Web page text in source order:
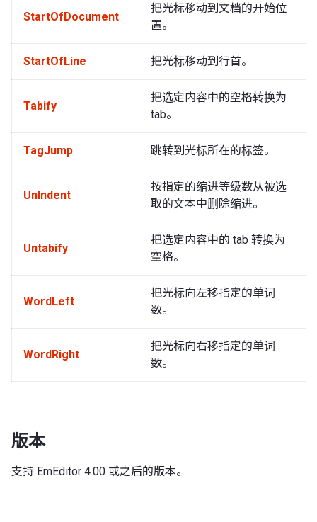
StartOfDocument
把光标移动到文档的开始位
置。
StartOfLine 把光标移动到行首。
Tabify
把选定内容中的空格转换为
tab。
TagJump 跳转到光标所在的标签。
UnIndent
按指定的缩进等级数从被选
取的文本中删除缩进。
Untabify
把选定内容中的 tab 转换为
空格。
WordLeft
把光标向左移指定的单词
数。
WordRight
把光标向右移指定的单词
数。
版本
支持 EmEditor 4.00 或之后的版本。